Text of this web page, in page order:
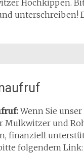
Hochkippen.
unterschreiben!
Wenn Sie unser
Mulkwitzer und
finanziell
folgendem Link: